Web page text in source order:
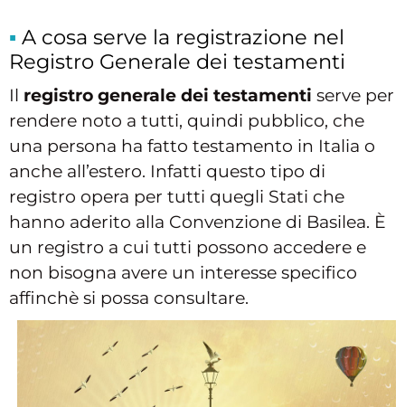
A cosa serve la registrazione nel
Registro Generale dei testamenti
Il registro generale dei testamenti serve per
rendere noto a tutti, quindi pubblico, che
una persona ha fatto testamento in Italia o
anche all’estero. Infatti questo tipo di
registro opera per tutti quegli Stati che
hanno aderito alla Convenzione di Basilea. È
un registro a cui tutti possono accedere e
non bisogna avere un interesse specifico
affinchè si possa consultare.